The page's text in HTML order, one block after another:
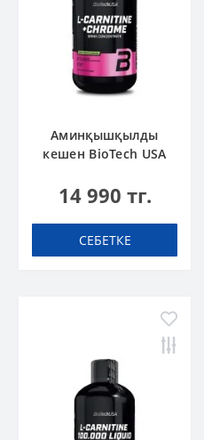
Аминқышқылды
кешен BioTech USA
concentrate Orange
14 990 тг.
СЕБЕТКЕ